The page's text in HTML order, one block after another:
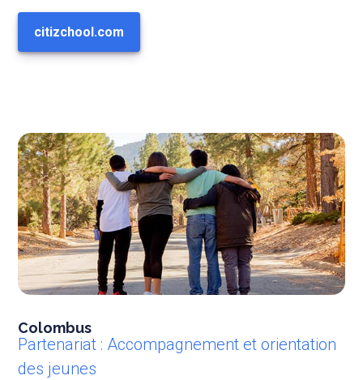
citizchool.com
Colombus
Partenariat : Accompagnement et orientation
des jeunes